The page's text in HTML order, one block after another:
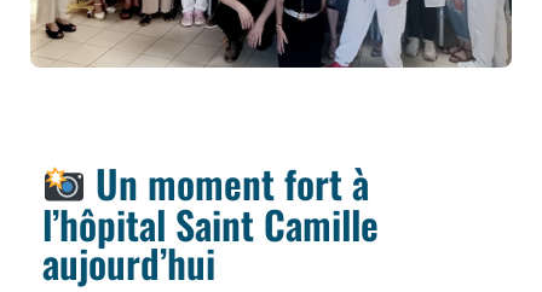
Un moment fort à
l’hôpital Saint Camille
aujourd’hui